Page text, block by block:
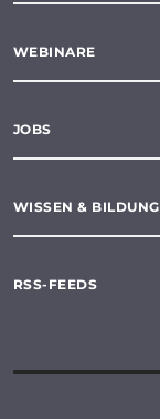
WEBINARE
JOBS
WISSEN & BILDUNG
RSS-FEEDS